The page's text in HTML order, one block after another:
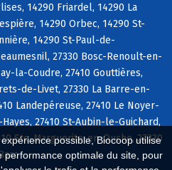
possible, Biocoop utilise
performance optimale du site, pour
14290 Friardel, 14290 La
14290 Orbec, 14290 St-
14290 St-Paul-de-
27330 Bosc-Renoult-en-
la-Coudre, 27410 Gouttières,
de-Livet, 27330 La Barre-en-
Landepéreuse, 27410 Le Noyer-
27410 St-Aubin-le-Guichard,
Ste-Marguerite-en-Ouche, 27330